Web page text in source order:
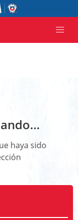
haya sido